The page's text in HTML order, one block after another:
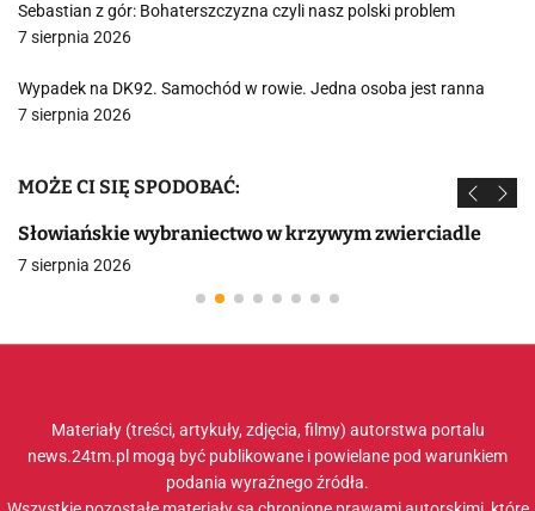
Sebastian z gór: Bohaterszczyzna czyli nasz polski problem
7 sierpnia 2026
Wypadek na DK92. Samochód w rowie. Jedna osoba jest ranna
7 sierpnia 2026
MOŻE CI SIĘ SPODOBAĆ:
Słowiańskie wybraniectwo w krzywym zwierciadle
7 sierpnia 2026
Materiały (treści, artykuły, zdjęcia, filmy) autorstwa portalu
news.24tm.pl mogą być publikowane i powielane pod warunkiem
podania wyraźnego źródła.